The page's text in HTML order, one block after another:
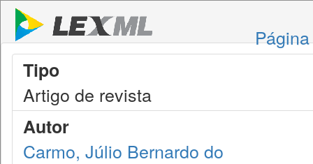
Tipo
Artigo de revista
Autor
Carmo, Júlio Bernardo do